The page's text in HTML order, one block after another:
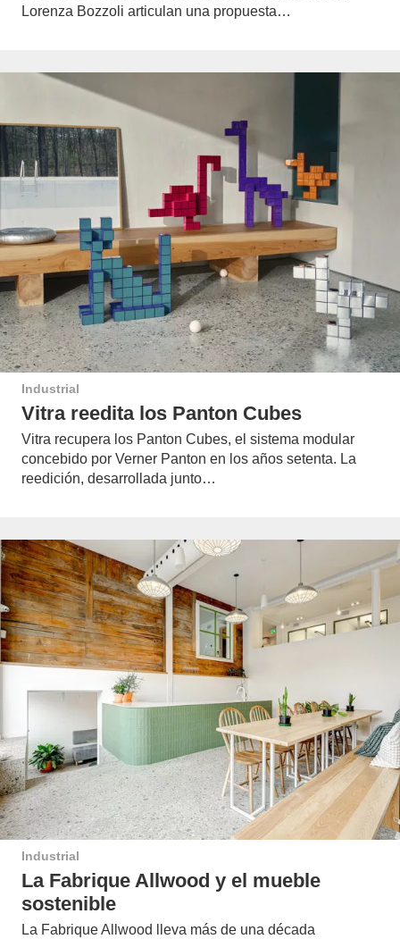
Lorenza Bozzoli articulan una propuesta…
Industrial
Vitra reedita los Panton Cubes
Vitra recupera los Panton Cubes, el sistema modular
concebido por Verner Panton en los años setenta. La
reedición, desarrollada junto…
Industrial
La Fabrique Allwood y el mueble
sostenible
La Fabrique Allwood lleva más de una década